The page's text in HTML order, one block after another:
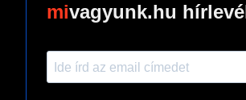
vagyunk.hu